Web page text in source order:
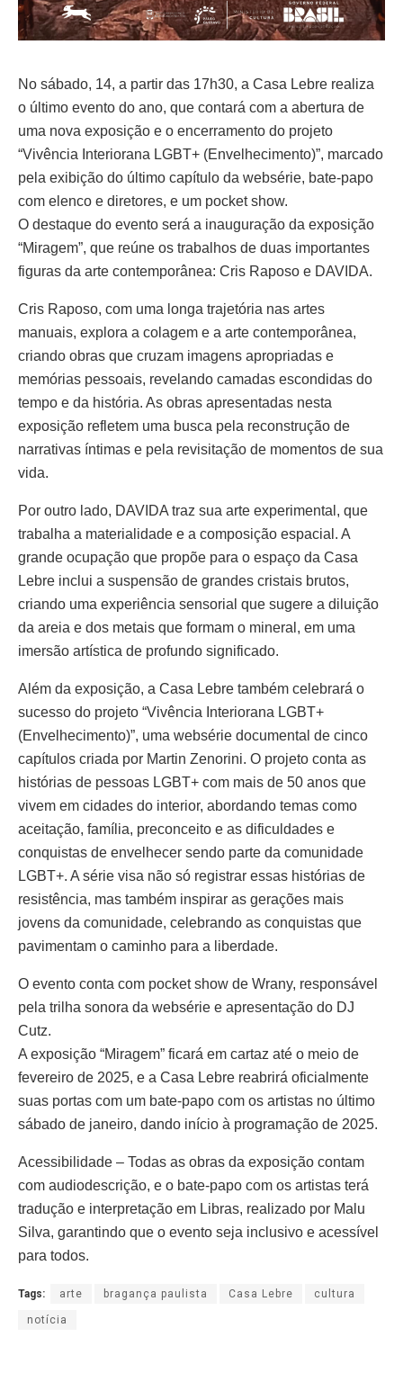
No sábado, 14, a partir das 17h30, a Casa Lebre realiza
o último evento do ano, que contará com a abertura de
uma nova exposição e o encerramento do projeto
“Vivência Interiorana LGBT+ (Envelhecimento)”, marcado
pela exibição do último capítulo da websérie, bate-papo
com elenco e diretores, e um pocket show.
O destaque do evento será a inauguração da exposição
“Miragem”, que reúne os trabalhos de duas importantes
figuras da arte contemporânea: Cris Raposo e DAVIDA.
Cris Raposo, com uma longa trajetória nas artes
manuais, explora a colagem e a arte contemporânea,
criando obras que cruzam imagens apropriadas e
memórias pessoais, revelando camadas escondidas do
tempo e da história. As obras apresentadas nesta
exposição refletem uma busca pela reconstrução de
narrativas íntimas e pela revisitação de momentos de sua
vida.
Por outro lado, DAVIDA traz sua arte experimental, que
trabalha a materialidade e a composição espacial. A
grande ocupação que propõe para o espaço da Casa
Lebre inclui a suspensão de grandes cristais brutos,
criando uma experiência sensorial que sugere a diluição
da areia e dos metais que formam o mineral, em uma
imersão artística de profundo significado.
Além da exposição, a Casa Lebre também celebrará o
sucesso do projeto “Vivência Interiorana LGBT+
(Envelhecimento)”, uma websérie documental de cinco
capítulos criada por Martin Zenorini. O projeto conta as
histórias de pessoas LGBT+ com mais de 50 anos que
vivem em cidades do interior, abordando temas como
aceitação, família, preconceito e as dificuldades e
conquistas de envelhecer sendo parte da comunidade
LGBT+. A série visa não só registrar essas histórias de
resistência, mas também inspirar as gerações mais
jovens da comunidade, celebrando as conquistas que
pavimentam o caminho para a liberdade.
O evento conta com pocket show de Wrany, responsável
pela trilha sonora da websérie e apresentação do DJ
Cutz.
A exposição “Miragem” ficará em cartaz até o meio de
fevereiro de 2025, e a Casa Lebre reabrirá oficialmente
suas portas com um bate-papo com os artistas no último
sábado de janeiro, dando início à programação de 2025.
Acessibilidade – Todas as obras da exposição contam
com audiodescrição, e o bate-papo com os artistas terá
tradução e interpretação em Libras, realizado por Malu
Silva, garantindo que o evento seja inclusivo e acessível
para todos.
Tags: arte bragança paulista Casa Lebre cultura
notícia